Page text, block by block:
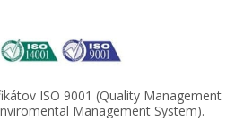
ISO 9001 (Quality Management
Management System).